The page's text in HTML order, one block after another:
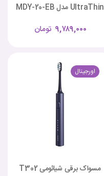
UltraThin مدل MDY-20-EB
تومان ۹,۷۸۹,۰۰۰
اورجینال
مسواک برقی شیائومی T302